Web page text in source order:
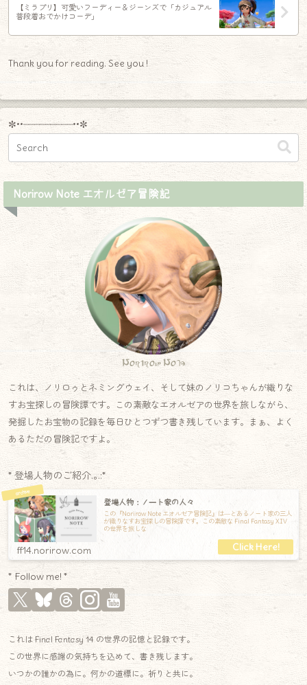
【ミラプリ】可愛いフーディー＆ジーンズで「カジュアル
普段着おでかけコーデ」
Thank you for reading. See you !
✼••┈┈┈┈┈┈┈┈┈••✼
Norirow Note エオルゼア冒険記
Norirow Note
これは、ノリロゥとネミングウェイ、そして妹のノリコちゃんが織りな
すお宝探しの冒険譚です。この素敵なエオルゼアの世界を旅しながら、
発掘したお宝物の記録を毎日ひとつずつ書き残しています。まぁ、よく
あるただの冒険記ですよ。
* 登場人物のご紹介.｡.:*
登場人物：ノート家の人々
この『Norirow Note エオルゼア冒険記』は―とあるノート家の三人
が織りなすお宝探しの冒険譚です。この素敵な Final Fantasy XIV
の世界を旅しな
ff14.norirow.com
* Follow me! *
これは Final Fantasy 14 の世界の記憶と記録です。
この世界に感謝の気持ちを込めて、書き残します。
いつかの誰かの為に。何かの道標に。祈りと共に。